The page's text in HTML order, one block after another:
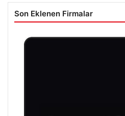
Son Eklenen Firmalar